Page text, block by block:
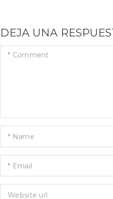
DEJA UNA